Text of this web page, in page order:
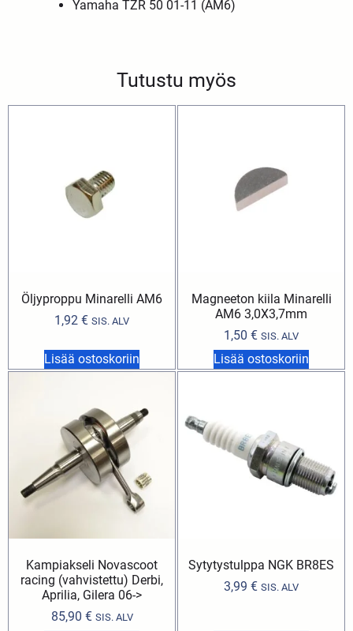
Yamaha TZR 50 01-11 (AM6)
Tutustu myös
Öljyproppu Minarelli AM6
1,92 € SIS. ALV
Lisää ostoskoriin
Magneeton kiila Minarelli
AM6 3,0X3,7mm
1,50 € SIS. ALV
Lisää ostoskoriin
Kampiakseli Novascoot
racing (vahvistettu) Derbi,
Aprilia, Gilera 06->
85,90 € SIS. ALV
Sytytystulppa NGK BR8ES
3,99 € SIS. ALV